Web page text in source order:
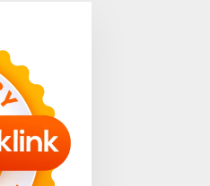
BBWS Mesuji Sekampung
Pastikan Pengaman Pantai
Mandiri Sejati Penuhi
Standar Mutu